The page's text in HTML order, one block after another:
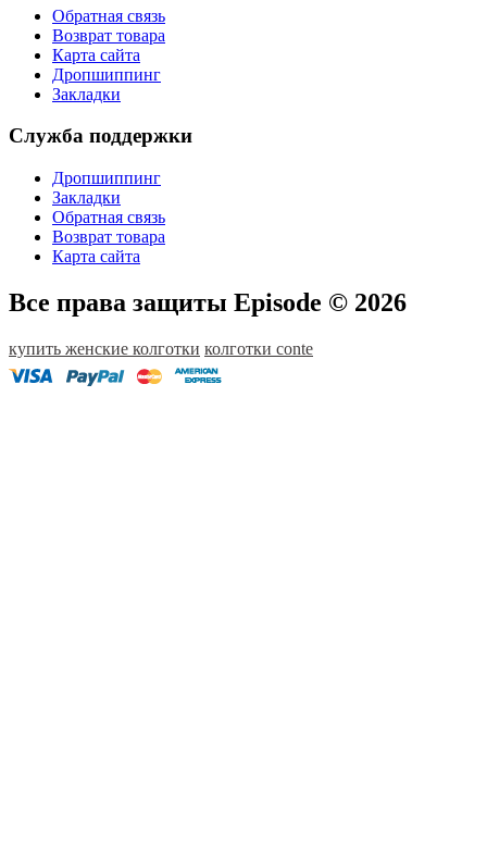
Обратная связь
Возврат товара
Карта сайта
Дропшиппинг
Закладки
Служба поддержки
Дропшиппинг
Закладки
Обратная связь
Возврат товара
Карта сайта
Все права защиты Episode © 2026
купить женские колготки колготки conte